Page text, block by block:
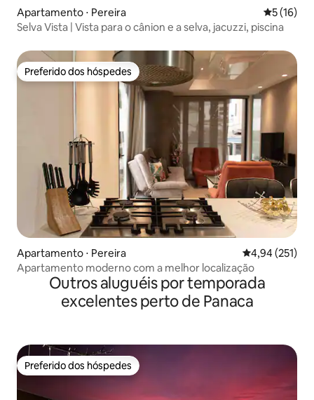
Apartamento ⋅ Pereira 5 de uma
5 (16)
Selva Vista | Vista para o cânion e a selva, jacuzzi, piscina
Preferido dos hóspedes
Preferido dos hóspedes
Apartamento ⋅ Pereira 4,94 de uma
4,94 (251)
Apartamento moderno com a melhor localização
Outros aluguéis por temporada
excelentes perto de Panaca
Preferido dos hóspedes
Preferido dos hóspedes